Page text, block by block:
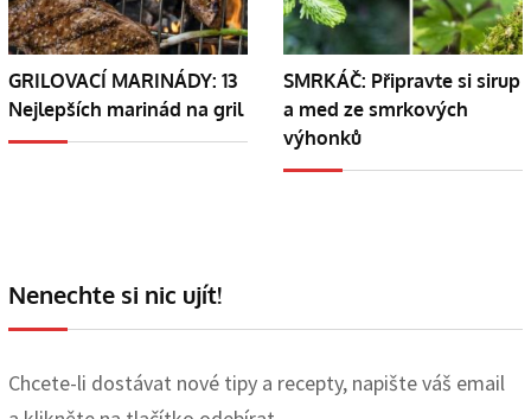
GRILOVACÍ MARINÁDY: 13
Nejlepších marinád na gril
SMRKÁČ: Připravte si sirup
a med ze smrkových
výhonků
Nenechte si nic ujít!
Chcete-li dostávat nové tipy a recepty, napište váš email